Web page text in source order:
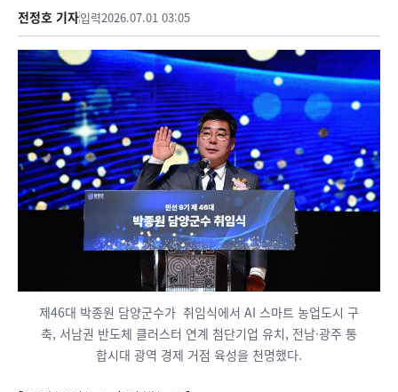
전정호 기자입력2026.07.01 03:05
제46대 박종원 담양군수가 취임식에서 AI 스마트 농업도시 구
축, 서남권 반도체 클러스터 연계 첨단기업 유치, 전남·광주 통
합시대 광역 경제 거점 육성을 천명했다.